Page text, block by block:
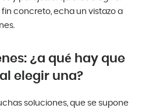
concreto, echa un vistazo a
¿a qué hay que
elegir una?
soluciones, que se supone